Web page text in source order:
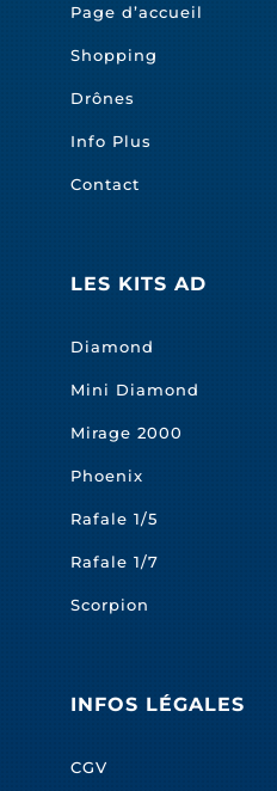
Page d’accueil
Shopping
Drônes
Info Plus
Contact
LES KITS AD
Diamond
Mini Diamond
Mirage 2000
Phoenix
Rafale 1/5
Rafale 1/7
Scorpion
INFOS LÉGALES
CGV